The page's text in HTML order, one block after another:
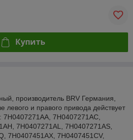
Купить
производитель BRV Германия,
левого и правого привода действует
7H0407271AA, 7H0407271AC,
7H0407271AL, 7H0407271AS,
7H0407451AX, 7H0407451CV,